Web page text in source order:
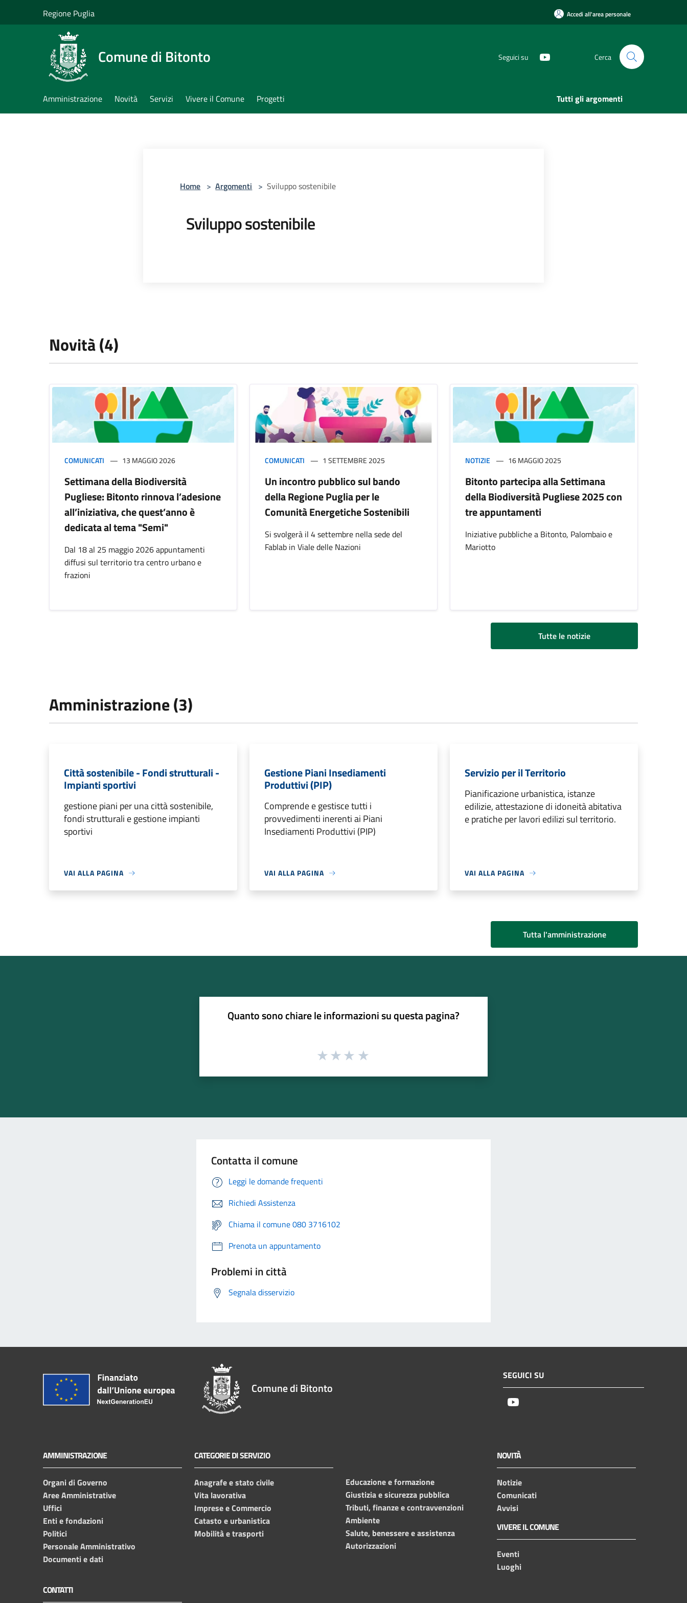
Regione Puglia Accedi all'area personale
Comune di Bitonto Seguici su Cerca
Amministrazione Novità Servizi Vivere il Comune Progetti Tutti gli argomenti
Home > Argomenti > Sviluppo sostenibile
Sviluppo sostenibile
Novità (4)
COMUNICATI 13 MAGGIO 2026
Settimana della Biodiversità
Pugliese: Bitonto rinnova l’adesione
all’iniziativa, che quest’anno è
dedicata al tema "Semi"
Dal 18 al 25 maggio 2026 appuntamenti
diffusi sul territorio tra centro urbano e
frazioni
COMUNICATI 1 SETTEMBRE 2025
Un incontro pubblico sul bando
della Regione Puglia per le
Comunità Energetiche Sostenibili
Si svolgerà il 4 settembre nella sede del
Fablab in Viale delle Nazioni
NOTIZIE 16 MAGGIO 2025
Bitonto partecipa alla Settimana
della Biodiversità Pugliese 2025 con
tre appuntamenti
Iniziative pubbliche a Bitonto, Palombaio e
Mariotto
Tutte le notizie
Amministrazione (3)
Città sostenibile - Fondi strutturali -
Impianti sportivi
gestione piani per una città sostenibile,
fondi strutturali e gestione impianti
sportivi
VAI ALLA PAGINA
Gestione Piani Insediamenti
Produttivi (PIP)
Comprende e gestisce tutti i
provvedimenti inerenti ai Piani
Insediamenti Produttivi (PIP)
VAI ALLA PAGINA
Servizio per il Territorio
Pianificazione urbanistica, istanze
edilizie, attestazione di idoneità abitativa
e pratiche per lavori edilizi sul territorio.
VAI ALLA PAGINA
Tutta l'amministrazione
Quanto sono chiare le informazioni su questa pagina?
Contatta il comune
Leggi le domande frequenti
Richiedi Assistenza
Chiama il comune 080 3716102
Prenota un appuntamento
Problemi in città
Segnala disservizio
Comune di Bitonto
SEGUICI SU
AMMINISTRAZIONE
Organi di Governo
Aree Amministrative
Uffici
Enti e fondazioni
Politici
Personale Amministrativo
Documenti e dati
CATEGORIE DI SERVIZIO
Anagrafe e stato civile
Vita lavorativa
Imprese e Commercio
Catasto e urbanistica
Mobilità e trasporti
Educazione e formazione
Giustizia e sicurezza pubblica
Tributi, finanze e contravvenzioni
Ambiente
Salute, benessere e assistenza
Autorizzazioni
NOVITÀ
Notizie
Comunicati
Avvisi
VIVERE IL COMUNE
Eventi
Luoghi
CONTATTI